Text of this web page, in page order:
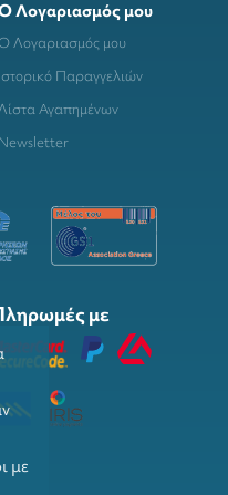
Λογαριασμός μου
Λογαριασμός μου
Ιστορικό Παραγγελιών
Αγαπημένων
Newsletter
με
με